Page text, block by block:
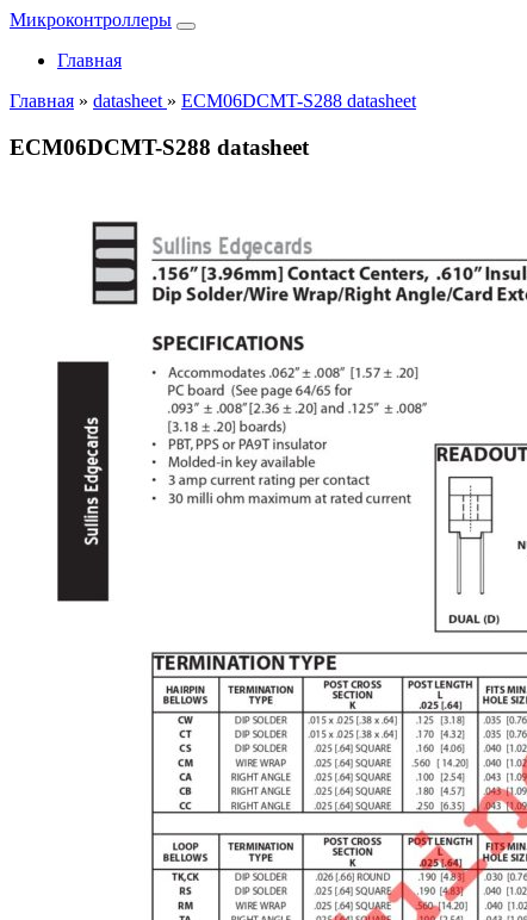
Микроконтроллеры
Главная
Главная » datasheet » ECM06DCMT-S288 datasheet
ECM06DCMT-S288 datasheet